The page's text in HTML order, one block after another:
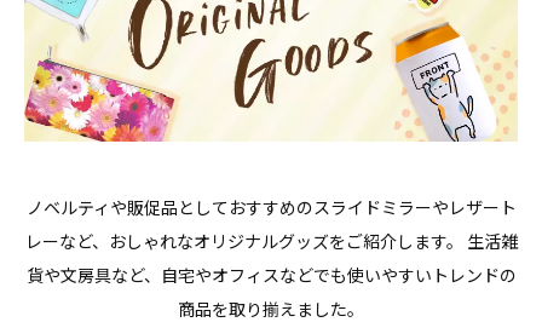
ノベルティや販促品としておすすめのスライドミラーやレザート
レーなど、おしゃれなオリジナルグッズをご紹介します。 生活雑
貨や文房具など、自宅やオフィスなどでも使いやすいトレンドの
商品を取り揃えました。